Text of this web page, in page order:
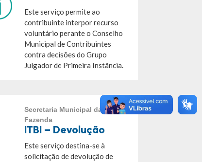
Este serviço permite ao
contribuinte interpor recurso
voluntário perante o Conselho
Municipal de Contribuintes
contra decisões do Grupo
Julgador de Primeira Instância.
Secretaria Municipal da
Fazenda
ITBI – Devolução
Este serviço destina-se à
solicitação de devolução de